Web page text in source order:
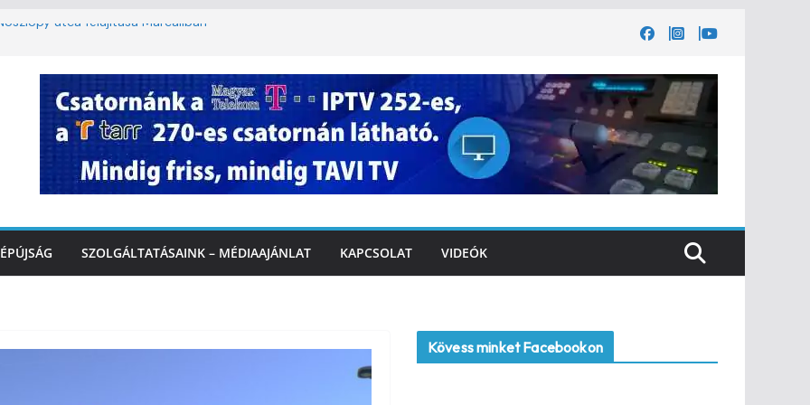
utca felújítása Marcaliban –
lakossági felháborodást váltott ki a
Marcaliban – VIDEÓ
a Balatonnál – az első félidő végén
SZOLGÁLTATÁSAINK – MÉDIAAJÁNLAT KAPCSOLAT VIDEÓK
Kövess minket Facebookon